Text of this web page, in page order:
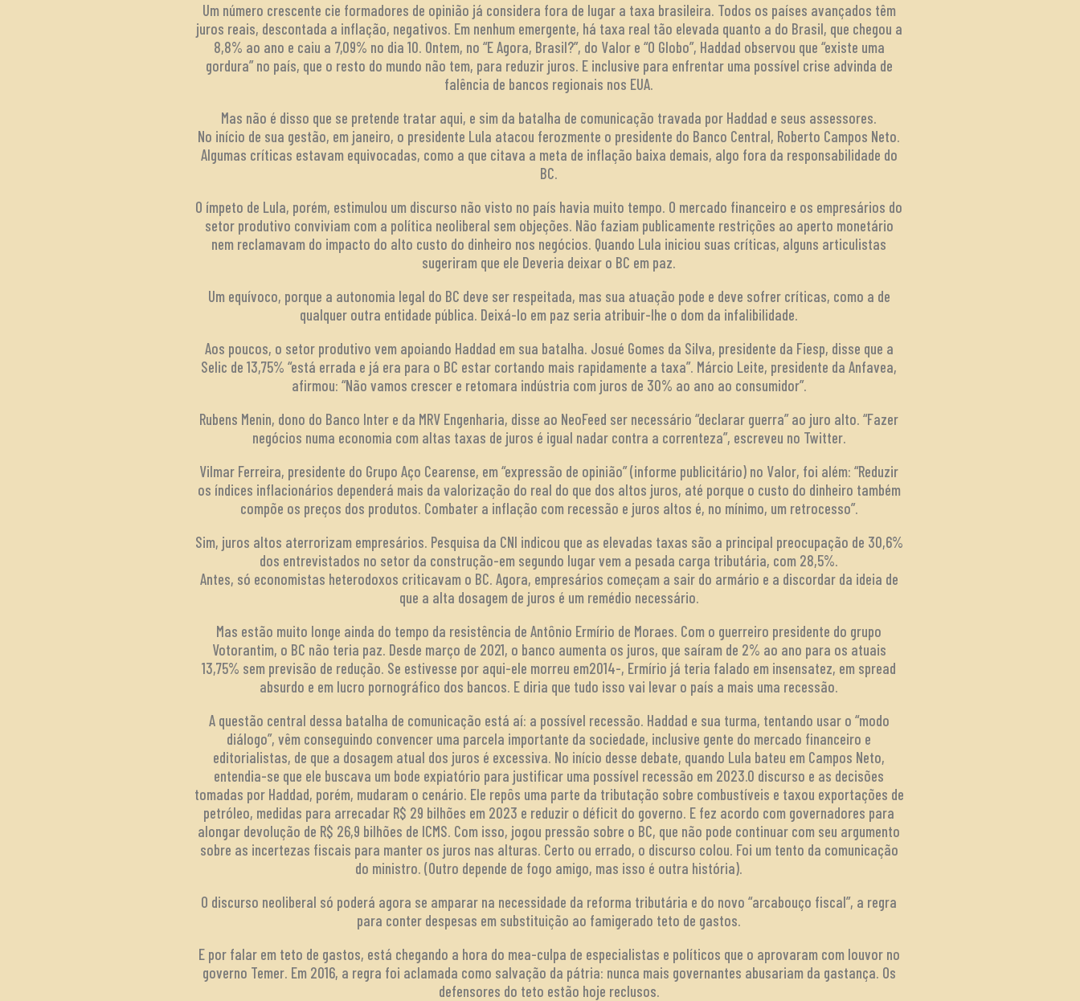
Um número crescente cie formadores de opinião já considera fora de lugar a taxa brasileira. Todos os países avançados têm
juros reais, descontada a inflação, negativos. Em nenhum emergente, há taxa real tão elevada quanto a do Brasil, que chegou a
8,8% ao ano e caiu a 7,09% no dia 10. Ontem, no “E Agora, Brasil?”, do Valor e “O Globo”, Haddad observou que “existe uma
gordura” no país, que o resto do mundo não tem, para reduzir juros. E inclusive para enfrentar uma possível crise advinda de
falência de bancos regionais nos EUA.
Mas não é disso que se pretende tratar aqui, e sim da batalha de comunicação travada por Haddad e seus assessores.
No início de sua gestão, em janeiro, o presidente Lula atacou ferozmente o presidente do Banco Central, Roberto Campos Neto.
Algumas críticas estavam equivocadas, como a que citava a meta de inflação baixa demais, algo fora da responsabilidade do
BC.
O ímpeto de Lula, porém, estimulou um discurso não visto no país havia muito tempo. O mercado financeiro e os empresários do
setor produtivo conviviam com a política neoliberal sem objeções. Não faziam publicamente restrições ao aperto monetário
nem reclamavam do impacto do alto custo do dinheiro nos negócios. Quando Lula iniciou suas críticas, alguns articulistas
sugeriram que ele Deveria deixar o BC em paz.
Um equívoco, porque a autonomia legal do BC deve ser respeitada, mas sua atuação pode e deve sofrer críticas, como a de
qualquer outra entidade pública. Deixá-lo em paz seria atribuir-lhe o dom da infalibilidade.
Aos poucos, o setor produtivo vem apoiando Haddad em sua batalha. Josué Gomes da Silva, presidente da Fiesp, disse que a
Selic de 13,75% “está errada e já era para o BC estar cortando mais rapidamente a taxa”. Márcio Leite, presidente da Anfavea,
afirmou: “Não vamos crescer e retomara indústria com juros de 30% ao ano ao consumidor”.
Rubens Menin, dono do Banco Inter e da MRV Engenharia, disse ao NeoFeed ser necessário “declarar guerra” ao juro alto. “Fazer
negócios numa economia com altas taxas de juros é igual nadar contra a correnteza”, escreveu no Twitter.
Vilmar Ferreira, presidente do Grupo Aço Cearense, em “expressão de opinião” (informe publicitário) no Valor, foi além: “Reduzir
os índices inflacionários dependerá mais da valorização do real do que dos altos juros, até porque o custo do dinheiro também
compõe os preços dos produtos. Combater a inflação com recessão e juros altos é, no mínimo, um retrocesso”.
Sim, juros altos aterrorizam empresários. Pesquisa da CNI indicou que as elevadas taxas são a principal preocupação de 30,6%
dos entrevistados no setor da construção-em segundo lugar vem a pesada carga tributária, com 28,5%.
Antes, só economistas heterodoxos criticavam o BC. Agora, empresários começam a sair do armário e a discordar da ideia de
que a alta dosagem de juros é um remédio necessário.
Mas estão muito longe ainda do tempo da resistência de Antônio Ermírio de Moraes. Com o guerreiro presidente do grupo
Votorantim, o BC não teria paz. Desde março de 2021, o banco aumenta os juros, que saíram de 2% ao ano para os atuais
13,75% sem previsão de redução. Se estivesse por aqui-ele morreu em2014-, Ermírio já teria falado em insensatez, em spread
absurdo e em lucro pornográfico dos bancos. E diria que tudo isso vai levar o país a mais uma recessão.
A questão central dessa batalha de comunicação está aí: a possível recessão. Haddad e sua turma, tentando usar o “modo
diálogo”, vêm conseguindo convencer uma parcela importante da sociedade, inclusive gente do mercado financeiro e
editorialistas, de que a dosagem atual dos juros é excessiva. No início desse debate, quando Lula bateu em Campos Neto,
entendia-se que ele buscava um bode expiatório para justificar uma possível recessão em 2023.0 discurso e as decisões
tomadas por Haddad, porém, mudaram o cenário. Ele repôs uma parte da tributação sobre combustíveis e taxou exportações de
petróleo, medidas para arrecadar R$ 29 bilhões em 2023 e reduzir o déficit do governo. E fez acordo com governadores para
alongar devolução de R$ 26,9 bilhões de ICMS. Com isso, jogou pressão sobre o BC, que não pode continuar com seu argumento
sobre as incertezas fiscais para manter os juros nas alturas. Certo ou errado, o discurso colou. Foi um tento da comunicação
do ministro. (Outro depende de fogo amigo, mas isso é outra história).
O discurso neoliberal só poderá agora se amparar na necessidade da reforma tributária e do novo “arcabouço fiscal”, a regra
para conter despesas em substituição ao famigerado teto de gastos.
E por falar em teto de gastos, está chegando a hora do mea-culpa de especialistas e políticos que o aprovaram com louvor no
governo Temer. Em 2016, a regra foi aclamada como salvação da pátria: nunca mais governantes abusariam da gastança. Os
defensores do teto estão hoje reclusos.